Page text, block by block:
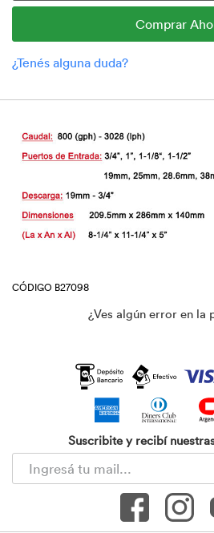
CÓDIGO B27098
¿Ves algún error en la
Suscribite y recibí